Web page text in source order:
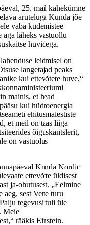
25. mail kahekümne
aruteluga Kunda jõe
vaba kudemistee
aga läheks vastuollu
huvidega.
leidmisel on
langetajad peaks
kui ettevõtete huve,“
mainis, et head
kui hüdroenergia
ehitusmälestiste
et meil on taas liiga
õiguskantslerit,
on vastuolus
Kunda Nordic
ettevõtte üldisest
ja-ohutusest. „Eelmine
aeg, sest Vene turu
tegevusi tuli üle
Meie
rääkis Einstein.